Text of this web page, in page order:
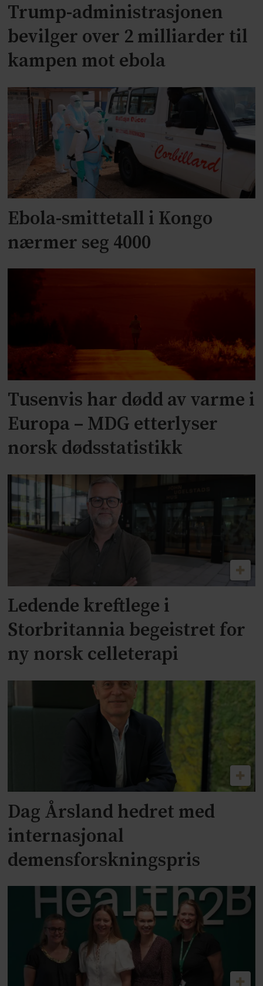
Trump-administrasjonen
bevilger over 2 milliarder til
kampen mot ebola
Ebola-smittetall i Kongo
nærmer seg 4000
Tusenvis har dødd av varme i
Europa – MDG etterlyser
norsk dødsstatistikk
Ledende kreftlege i
Storbritannia begeistret for
ny norsk celleterapi
Dag Årsland hedret med
internasjonal
demensforskningspris